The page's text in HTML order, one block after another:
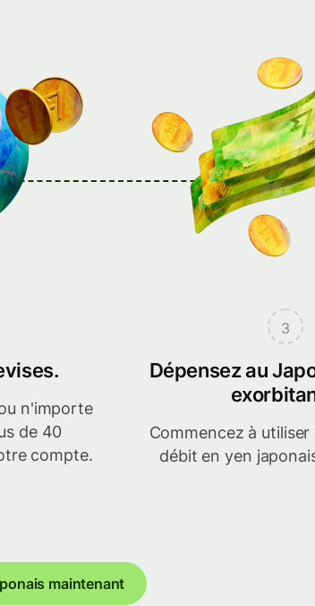
n'importe
de 40
compte.
3
Dépensez au
Commencez à
débit en yen
maintenant